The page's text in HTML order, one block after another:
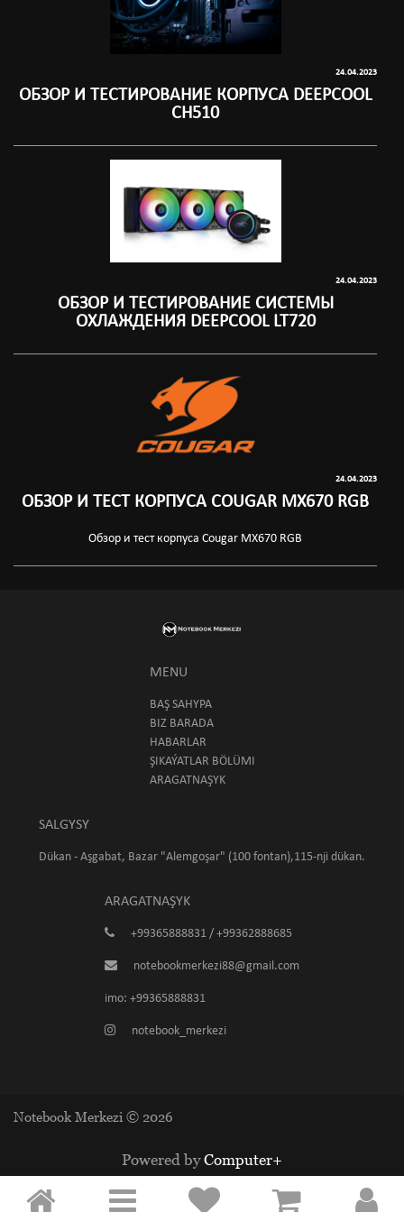
24.04.2023
ОБЗОР И ТЕСТИРОВАНИЕ КОРПУСА DEEPCOOL
CH510
24.04.2023
ОБЗОР И ТЕСТИРОВАНИЕ СИСТЕМЫ
ОХЛАЖДЕНИЯ DEEPCOOL LT720
24.04.2023
ОБЗОР И ТЕСТ КОРПУСА COUGAR MX670 RGB
Обзор и тест корпуса Cougar MX670 RGB
MENU
BAŞ SAHYPA
BIZ BARADA
HABARLAR
ŞIKAÝATLAR BÖLÜMI
ARAGATNAŞYK
SALGYSY
Dükan - Aşgabat, Bazar "Alemgoşar" (100 fontan),115-nji dükan.
ARAGATNAŞYK
+99365888831 / +99362888685
notebookmerkezi88@gmail.com
imo: +99365888831
notebook_merkezi
Notebook Merkezi © 2026
Powered byComputer+